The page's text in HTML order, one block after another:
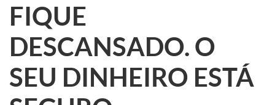
FIQUE
DESCANSADO. O
SEU DINHEIRO ESTÁ